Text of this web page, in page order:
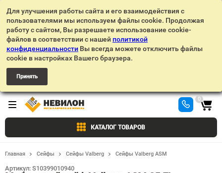
Для улучшения работы сайта и его взаимодействия с
пользователями мы используем файлы cookie. Продолжая
работу с сайтом, Вы разрешаете использование cookie-
файлов в соответствии с нашей политикой
конфиденциальности Вы всегда можете отключить файлы
cookie в настройках Вашего браузера.
Принять
КАТАЛОГ ТОВАРОВ
0
Главная Сейфы Сейфы Valberg Сейфы Valberg ASM
Артикул: S10399010940